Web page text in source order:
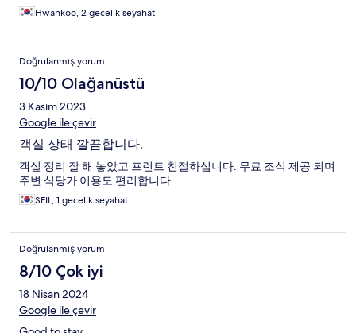
Hwankoo, 2 gecelik seyahat
Doğrulanmış yorum
10/10 Olağanüstü
3 Kasım 2023
Google ile çevir
객실 상태 깔끔합니다.
객실 정리 잘 해 놓았고 프런트 친절하십니다. 무료 조식 제공 되며
주변 식당가 이용도 편리합니다.
SEIL, 1 gecelik seyahat
Doğrulanmış yorum
8/10 Çok iyi
18 Nisan 2024
Google ile çevir